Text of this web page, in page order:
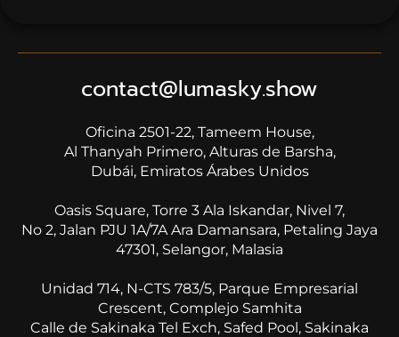
contact@lumasky.show
Oficina 2501-22, Tameem House,
​​​​​​​Al Thanyah Primero, Alturas de Barsha,
Dubái, Emiratos Árabes Unidos
Oasis Square, Torre 3 Ala Iskandar, Nivel 7,
No 2, Jalan PJU 1A/7A Ara Damansara, Petaling Jaya
47301, Selangor, Malasia
Unidad 714, N-CTS 783/5, Parque Empresarial
Crescent, Complejo Samhita
Calle de Sakinaka Tel Exch, Safed Pool, Sakinaka